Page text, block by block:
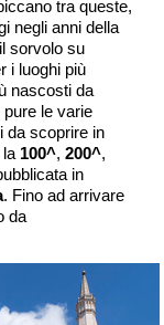
tra queste,
negli anni della
sorvolo su
i luoghi più
nascosti da
le varie
da scoprire in
la 100^,200^,
in
. Fino ad arrivare
da